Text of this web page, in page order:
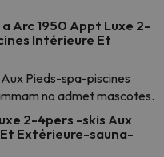
Arc 1950 Appt Luxe 2-
Intérieure Et
Pieds-spa-piscines
no admet mascotes.
2-4pers -skis Aux
Extérieure-sauna-